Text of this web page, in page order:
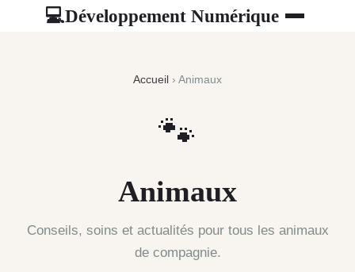
💻Développement Numérique
Accueil › Animaux
🐾
Animaux
Conseils, soins et actualités pour tous les animaux
de compagnie.